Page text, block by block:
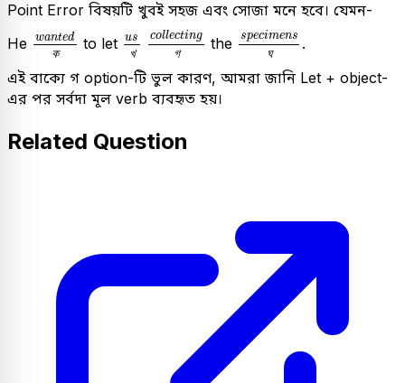
Point Error বিষয়টি খুবই সহজ এবং সোজা মনে হবে। যেমন-
He
wanted
ক
wante ক
to let us
খ
us খcollecting
গ
collect
the specimens
ঘ
specim
.
এই বাক্যে গ option-টি ভুল কারণ, আমরা জানি Let + object-
এর পর সর্বদা মূল verb ব্যবহৃত হয়।
Related Question